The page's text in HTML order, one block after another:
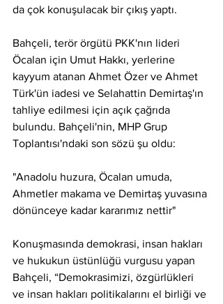
da çok konuşulacak bir çıkış yaptı.
Bahçeli, terör örgütü PKK'nın lideri
Öcalan için Umut Hakkı, yerlerine
kayyum atanan Ahmet Özer ve Ahmet
Türk'ün iadesi ve Selahattin Demirtaş'ın
tahliye edilmesi için açık çağrıda
bulundu. Bahçeli'nin, MHP Grup
Toplantısı'ndaki son sözü şu oldu:
"Anadolu huzura, Öcalan umuda,
Ahmetler makama ve Demirtaş yuvasına
dönünceye kadar kararımız nettir"
Konuşmasında demokrasi, insan hakları
ve hukukun üstünlüğü vurgusu yapan
Bahçeli, “Demokrasimizi, özgürlükleri
ve insan hakları politikalarını el birliği ve